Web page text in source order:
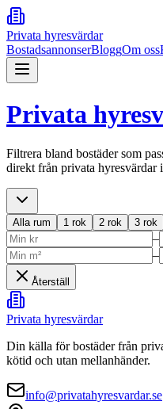
Privata hyresvärdar
BostadsannonserBloggOm oss
Privata
Filtrera bland bostäder som
direkt från privata hyresvärdar i
Alla rum 1 rok 2 rok 3 rok
–
–
Återställ
Privata hyresvärdar
Din källa för bostäder från
kötid och utan mellanhänder.
info@privatahyresvardar.se